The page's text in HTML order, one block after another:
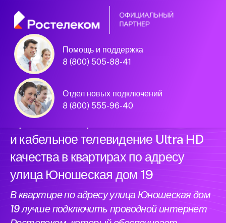
Помощь и поддержка
8 (800) 505-88-41
Отдел новых подключений
8 (800) 555-96-40
Официальный
партнер Ростелеком
Провели интернет нового поколения
и кабельное телевидение Ultra HD
качества в квартирах по адресу
улица Юношеская дом 19
В квартире по адресу улица Юношеская дом
19 лучше подключить проводной интернет